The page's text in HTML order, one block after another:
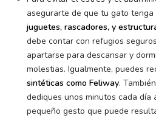
asegurarte de que tu gato tenga
juguetes, rascadores, y
debe contar con refugios
apartarse para descansar y
molestias. Igualmente, puedes
sintéticas como Feliway.
dediques unos minutos cada día
pequeño gesto que puede